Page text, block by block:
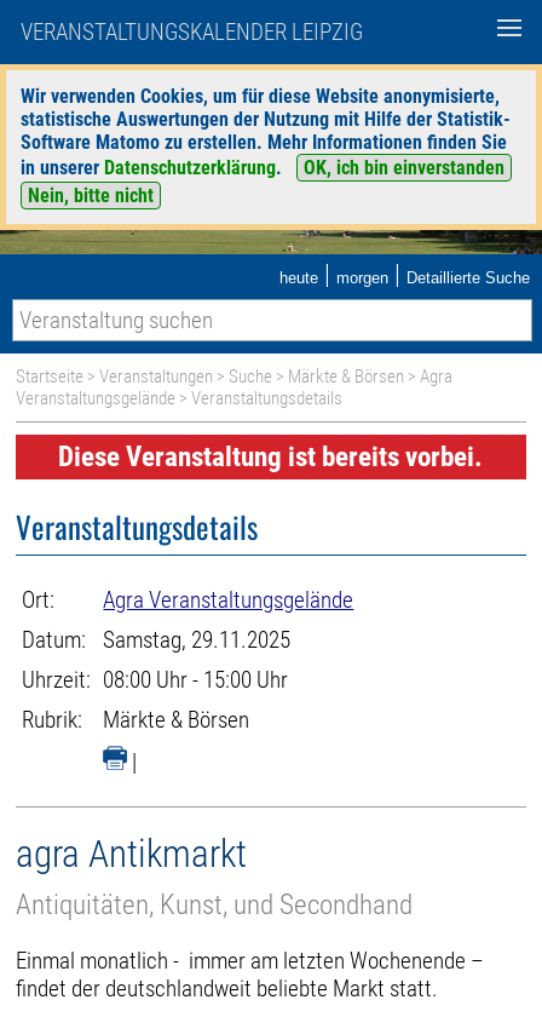
VERANSTALTUNGSKALENDER LEIPZIG
Wir verwenden Cookies, um für diese Website anonymisierte,
statistische Auswertungen der Nutzung mit Hilfe der Statistik-
Software Matomo zu erstellen. Mehr Informationen finden Sie
in unserer Datenschutzerklärung.
OK, ich bin einverstanden
Nein, bitte nicht
heute | morgen | Detaillierte Suche
Startseite >Veranstaltungen > Suche > Märkte & Börsen >Agra
Veranstaltungsgelände > Veranstaltungsdetails
Diese Veranstaltung ist bereits vorbei.
Veranstaltungsdetails
Ort:
Agra Veranstaltungsgelände
Datum:
Samstag, 29.11.2025
Uhrzeit: 08:00 Uhr - 15:00 Uhr
Rubrik:
Märkte & Börsen
|
agra Antikmarkt
Antiquitäten, Kunst, und Secondhand
Einmal monatlich - immer am letzten Wochenende –
findet der deutschlandweit beliebte Markt statt.